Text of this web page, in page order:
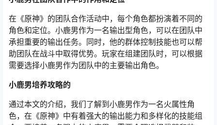
在《原神》的团队合作活动中，每个角色都扮演着不同的
角色和定位。小鹿男作为一名输出型角色，可以在团队中
承担重要的输出任务。同时，他的群体控制技能也可以帮
助团队在战斗中取得优势。玩家在组建团队时，可以根据
需要选择小鹿男作为团队中的主要输出角色。
小鹿男培养攻略的
通过本文的介绍，我们了解到小鹿男作为一名火属性角
色，在《原神》中有着强大的输出能力和多样化的技能组